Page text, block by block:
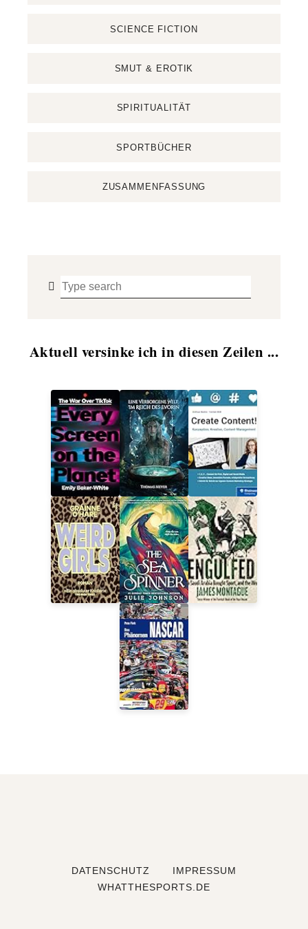
SCIENCE FICTION
SMUT & EROTIK
SPIRITUALITÄT
SPORTBÜCHER
ZUSAMMENFASSUNG
Aktuell versinke ich in diesen Zeilen ...
DATENSCHUTZ
IMPRESSUM
WHATTHESPORTS.DE